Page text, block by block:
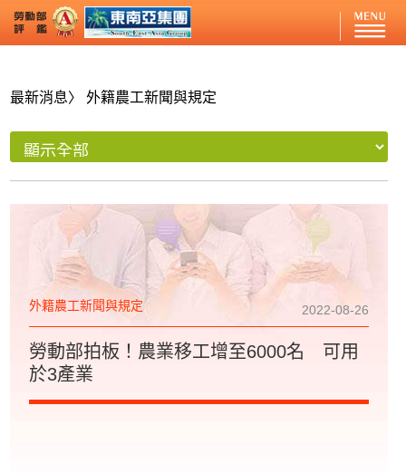
最新消息〉 外籍農工新聞與規定
2022-08-26
外籍農工新聞與規定
勞動部拍板！農業移工增至6000名 可用
於3產業